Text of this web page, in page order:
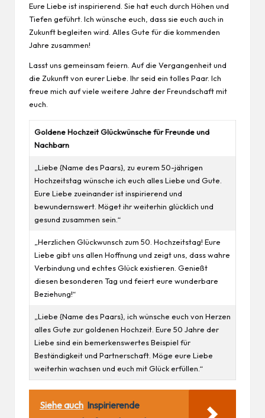
Eure Liebe ist inspirierend. Sie hat euch durch Höhen und
Tiefen geführt. Ich wünsche euch, dass sie euch auch in
Zukunft begleiten wird. Alles Gute für die kommenden
Jahre zusammen!
Lasst uns gemeinsam feiern. Auf die Vergangenheit und
die Zukunft von eurer Liebe. Ihr seid ein tolles Paar. Ich
freue mich auf viele weitere Jahre der Freundschaft mit
euch.
Goldene Hochzeit Glückwünsche für Freunde und
Nachbarn
„Liebe {Name des Paars}, zu eurem 50-jährigen
Hochzeitstag wünsche ich euch alles Liebe und Gute.
Eure Liebe zueinander ist inspirierend und
bewundernswert. Möget ihr weiterhin glücklich und
gesund zusammen sein.“
„Herzlichen Glückwunsch zum 50. Hochzeitstag! Eure
Liebe gibt uns allen Hoffnung und zeigt uns, dass wahre
Verbindung und echtes Glück existieren. Genießt
diesen besonderen Tag und feiert eure wunderbare
Beziehung!“
„Liebe {Name des Paars}, ich wünsche euch von Herzen
alles Gute zur goldenen Hochzeit. Eure 50 Jahre der
Liebe sind ein bemerkenswertes Beispiel für
Beständigkeit und Partnerschaft. Möge eure Liebe
weiterhin wachsen und euch mit Glück erfüllen.“
Siehe auch Inspirierende